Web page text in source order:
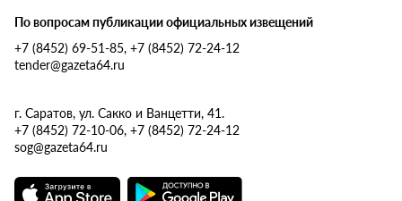
По вопросам публикации официальных извещений
+7 (8452) 69-51-85, +7 (8452) 72-24-12
tender@gazeta64.ru
г. Саратов, ул. Сакко и Ванцетти, 41.
+7 (8452) 72-10-06, +7 (8452) 72-24-12
sog@gazeta64.ru